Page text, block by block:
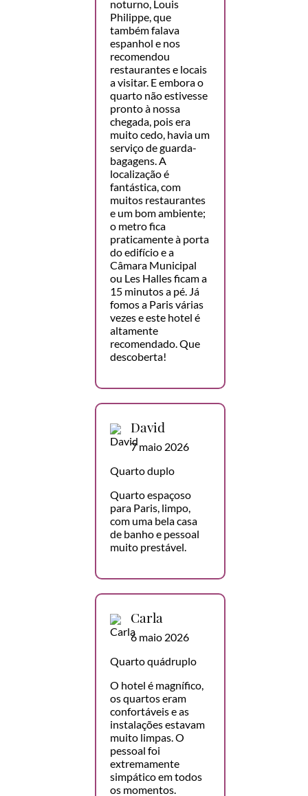
noturno, Louis
Philippe, que
também falava
espanhol e nos
recomendou
restaurantes e locais
a visitar. E embora o
quarto não estivesse
pronto à nossa
chegada, pois era
muito cedo, havia um
serviço de guarda-
bagagens. A
localização é
fantástica, com
muitos restaurantes
e um bom ambiente;
o metro fica
praticamente à porta
do edifício e a
Câmara Municipal
ou Les Halles ficam a
15 minutos a pé. Já
fomos a Paris várias
vezes e este hotel é
altamente
recomendado. Que
descoberta!
David
7 maio 2026
Quarto duplo
Quarto espaçoso
para Paris, limpo,
com uma bela casa
de banho e pessoal
muito prestável.
Carla
6 maio 2026
Quarto quádruplo
O hotel é magnífico,
os quartos eram
confortáveis e as
instalações estavam
muito limpas. O
pessoal foi
extremamente
simpático em todos
os momentos.